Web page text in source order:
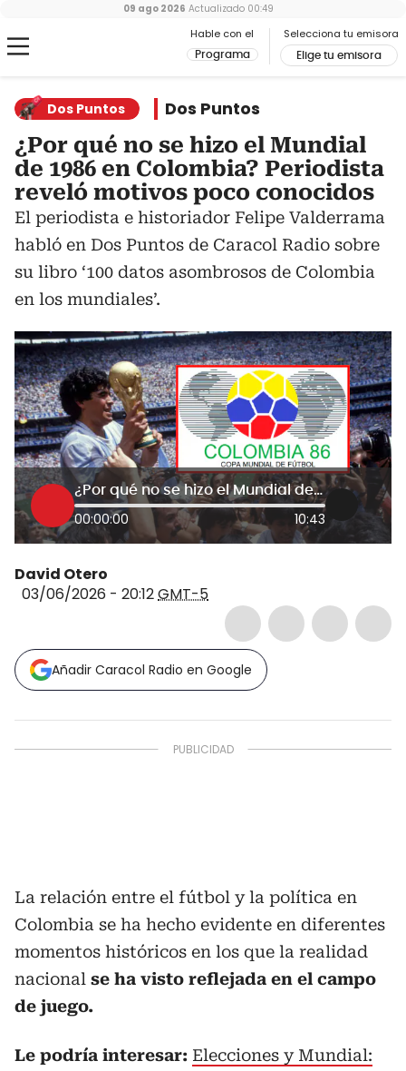
Hable con el
Programa
Selecciona tu emisora
Elige tu emisora
09 ago 2026 Actualizado 00:49
Dos Puntos Dos Puntos
¿Por qué no se hizo el Mundial
de 1986 en Colombia? Periodista
reveló motivos poco conocidos
El periodista e historiador Felipe Valderrama
habló en Dos Puntos de Caracol Radio sobre
su libro ‘100 datos asombrosos de Colombia
en los mundiales’.
¿Por qué no se hizo el Mundial de 1986 en Colombia? Periodista reveló motivos poco conocidos
00:00:00 10:43
David Otero
03/06/2026 - 20:12GMT-5
Añadir Caracol Radio en Google
La relación entre el fútbol y la política en
Colombia se ha hecho evidente en diferentes
momentos históricos en los que la realidad
nacional se ha visto reflejada en el campo
de juego.
Le podría interesar: Elecciones y Mundial: